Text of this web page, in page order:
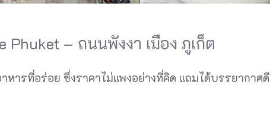
Phuket – ถนนพังงา เมือง ภูเก็ต
หารที่อร่อย ซึ่งราคาไม่แพงอย่างที่คิด แถมได้บรรยากาศดี